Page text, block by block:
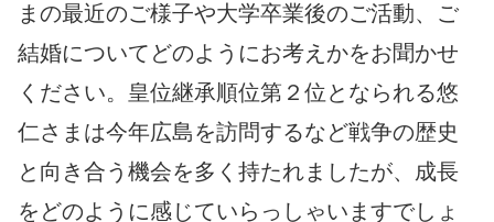
まの最近のご様子や大学卒業後のご活動、ご
結婚についてどのようにお考えかをお聞かせ
ください。皇位継承順位第２位となられる悠
仁さまは今年広島を訪問するなど戦争の歴史
と向き合う機会を多く持たれましたが、成長
をどのように感じていらっしゃいますでしょ